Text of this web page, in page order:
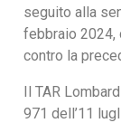
seguito alla
febbraio 2024,
contro la
Il TAR
971 dell’11